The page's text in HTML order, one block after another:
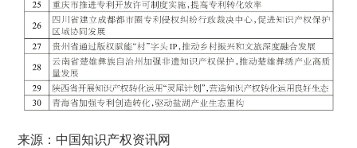
来源：中国知识产权资讯网